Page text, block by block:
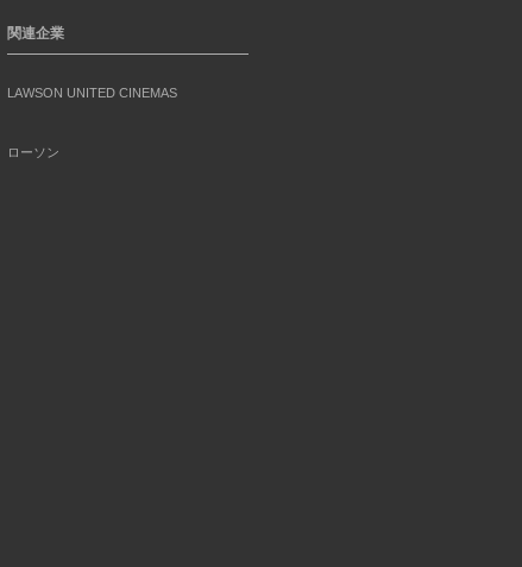
関連企業
LAWSON UNITED CINEMAS
ローソン